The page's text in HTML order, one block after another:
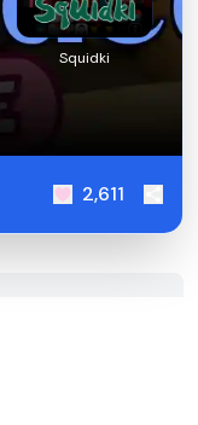
Squidki
2,611